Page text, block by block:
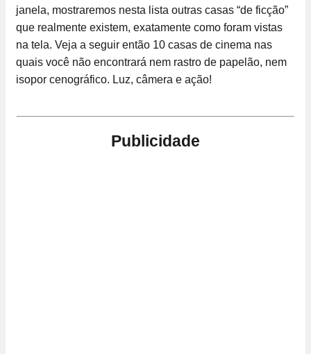
janela, mostraremos nesta lista outras casas “de ficção”
que realmente existem, exatamente como foram vistas
na tela. Veja a seguir então 10 casas de cinema nas
quais você não encontrará nem rastro de papelão, nem
isopor cenográfico. Luz, câmera e ação!
Publicidade